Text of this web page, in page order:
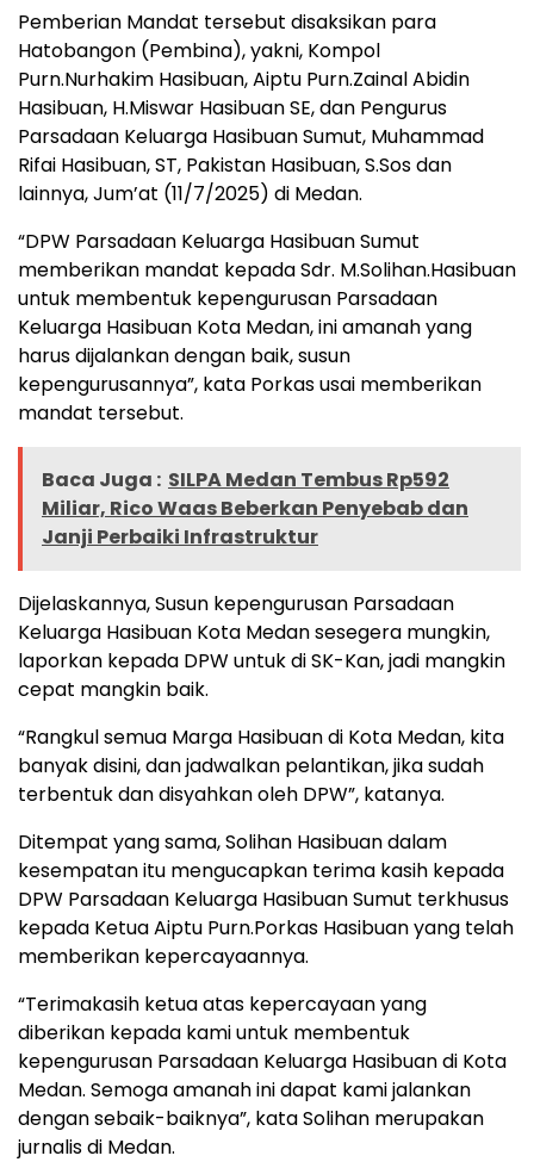
Pemberian Mandat tersebut disaksikan para
Hatobangon (Pembina), yakni, Kompol
Purn.Nurhakim Hasibuan, Aiptu Purn.Zainal Abidin
Hasibuan, H.Miswar Hasibuan SE, dan Pengurus
Parsadaan Keluarga Hasibuan Sumut, Muhammad
Rifai Hasibuan, ST, Pakistan Hasibuan, S.Sos dan
lainnya, Jum’at (11/7/2025) di Medan.
“DPW Parsadaan Keluarga Hasibuan Sumut
memberikan mandat kepada Sdr. M.Solihan.Hasibuan
untuk membentuk kepengurusan Parsadaan
Keluarga Hasibuan Kota Medan, ini amanah yang
harus dijalankan dengan baik, susun
kepengurusannya”, kata Porkas usai memberikan
mandat tersebut.
Baca Juga : SILPA Medan Tembus Rp592
Miliar, Rico Waas Beberkan Penyebab dan
Janji Perbaiki Infrastruktur
Dijelaskannya, Susun kepengurusan Parsadaan
Keluarga Hasibuan Kota Medan sesegera mungkin,
laporkan kepada DPW untuk di SK-Kan, jadi mangkin
cepat mangkin baik.
“Rangkul semua Marga Hasibuan di Kota Medan, kita
banyak disini, dan jadwalkan pelantikan, jika sudah
terbentuk dan disyahkan oleh DPW”, katanya.
Ditempat yang sama, Solihan Hasibuan dalam
kesempatan itu mengucapkan terima kasih kepada
DPW Parsadaan Keluarga Hasibuan Sumut terkhusus
kepada Ketua Aiptu Purn.Porkas Hasibuan yang telah
memberikan kepercayaannya.
“Terimakasih ketua atas kepercayaan yang
diberikan kepada kami untuk membentuk
kepengurusan Parsadaan Keluarga Hasibuan di Kota
Medan. Semoga amanah ini dapat kami jalankan
dengan sebaik-baiknya”, kata Solihan merupakan
jurnalis di Medan.